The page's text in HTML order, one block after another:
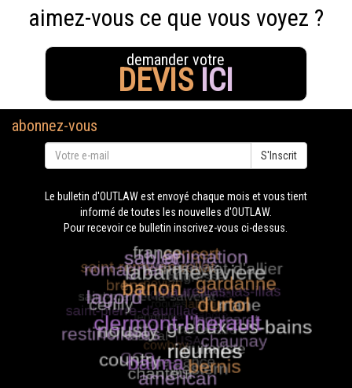
aimez-vous ce que vous voyez ?
demander votre
DEVIS ICI
abonnez-vous
S'Inscrit
Le bulletin d'OUTLAW est envoyé chaque mois et vous tient
informé de toutes les nouvelles d'OUTLAW.
Pour recevoir ce bulletin inscrivez-vous ci-dessus.